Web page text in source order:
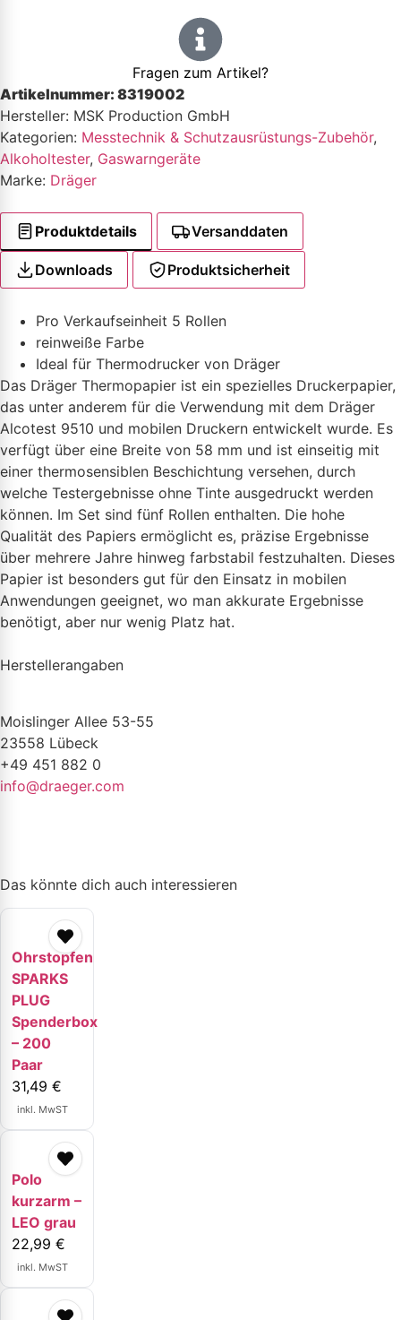
Fragen zum Artikel?
Artikelnummer: 8319002
Kategorien: Messtechnik & Schutzausrüstungs-Zubehör,
Alkoholtester, Gaswarngeräte
Hersteller: MSK Production GmbH
Marke: Dräger
Produktdetails Versanddaten
Downloads Produktsicherheit
Pro Verkaufseinheit 5 Rollen
reinweiße Farbe
Ideal für Thermodrucker von Dräger
Das Dräger Thermopapier ist ein spezielles Druckerpapier,
das unter anderem für die Verwendung mit dem Dräger
Alcotest 9510 und mobilen Druckern entwickelt wurde. Es
verfügt über eine Breite von 58 mm und ist einseitig mit
einer thermosensiblen Beschichtung versehen, durch
welche Testergebnisse ohne Tinte ausgedruckt werden
können. Im Set sind fünf Rollen enthalten. Die hohe
Qualität des Papiers ermöglicht es, präzise Ergebnisse
über mehrere Jahre hinweg farbstabil festzuhalten. Dieses
Papier ist besonders gut für den Einsatz in mobilen
Anwendungen geeignet, wo man akkurate Ergebnisse
benötigt, aber nur wenig Platz hat.
Herstellerangaben
Moislinger Allee 53-55
23558 Lübeck
+49 451 882 0
info@draeger.com
Das könnte dich auch interessieren
Ohrstopfen
SPARKS
PLUG
Spenderbox
– 200
Paar
31,49 €
inkl. MwST
Polo
kurzarm –
LEO grau
22,99 €
inkl. MwST